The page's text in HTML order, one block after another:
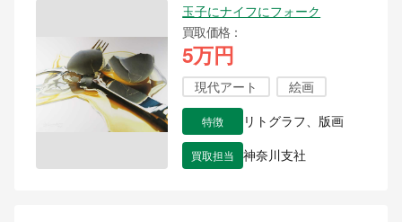
玉子にナイフにフォーク
買取価格
5万円
現代アート 絵画
特徴 リトグラフ、版画
買取担当 神奈川支社